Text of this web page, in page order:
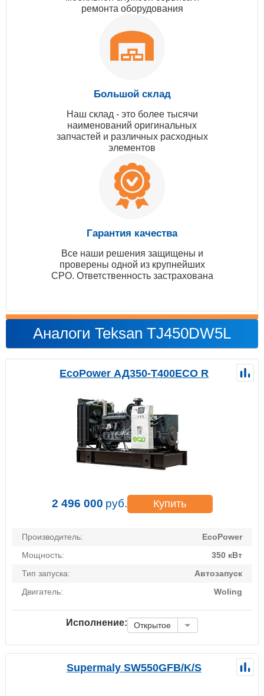
ремонта оборудования
Большой склад
Наш склад - это более тысячи
наименований оригинальных
запчастей и различных расходных
элементов
Гарантия качества
Все наши решения защищены и
проверены одной из крупнейших
СРО. Ответственность застрахована
Аналоги Teksan TJ450DW5L
EcoPower АД350-T400ECO R
2 496 000 руб. Купить
Производитель:
EcoPower
Мощность:
350 кВт
Тип запуска:
Автозапуск
Двигатель:
Woling
Исполнение: Открытое
Supermaly SW550GFB/K/S